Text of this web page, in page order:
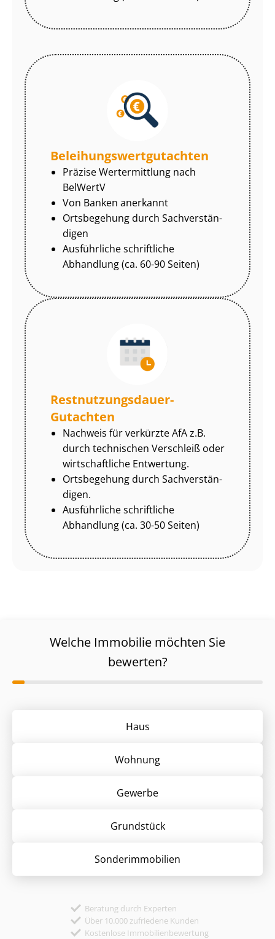
Be­lei­hungs­wert­gut­ach­ten
Präzise Wertermittlung nach
BelWertV
Von Banken anerkannt
Ortsbegehung durch Sach­ver­stän­
di­gen
Ausführliche schriftliche
Abhandlung (ca. 60-90 Seiten)
Rest­nut­zungs­dau­er-
Gutachten
Nachweis für verkürzte AfA z.B.
durch technischen Verschleiß oder
wirtschaftliche Entwertung.
Ortsbegehung durch Sach­ver­stän­
di­gen.
Ausführliche schriftliche
Abhandlung (ca. 30-50 Seiten)
Welche Immobilie möchten Sie
bewerten?
Haus
Wohnung
Gewerbe
Grund­stück
Sonder­immobilien
Beratung durch Experten
Über 10.000 zufriedene Kunden
Kostenlose Immobilienbewertung